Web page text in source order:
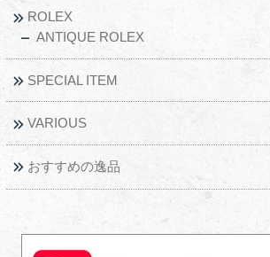
ROLEX
ANTIQUE ROLEX
SPECIAL ITEM
VARIOUS
おすすめの逸品